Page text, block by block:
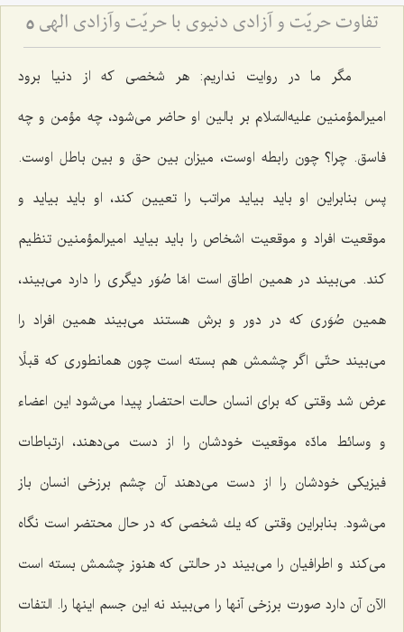
تفاوت حریّت و آزادى دنیوى با حریّت وآزادى الهى‏ 5
مگر ما در روایت نداریم: هر شخصی كه از دنیا برود
امیرالمؤمنین علیه‌السّلام بر بالین او حاضر می‌شود، چه مؤمن و چه
فاسق. چرا؟ چون رابطه اوست، میزان بین حق و بین باطل اوست.
پس بنابراین او باید بیاید مراتب را تعیین كند، او باید بیاید و
موقعیت افراد و موقعیت اشخاص را باید بیاید امیرالمؤمنین تنظیم
كند. می‌بیند در همین اطاق است امّا صُوَر دیگری را دارد می‌بیند،
همین صُوَری كه در دور و برش هستند می‌بیند همین افراد را
می‌بیند حتّی اگر چشمش هم بسته است چون همانطوری كه قبلًا
عرض شد وقتی كه برای انسان حالت احتضار پیدا می‌شود این اعضاء
و وسائط مادّه موقعیت خودشان را از دست می‌دهند، ارتباطات
فیزیكی خودشان را از دست می‌دهند آن چشم برزخی انسان باز
می‌شود. بنابراین وقتی كه یك شخصی كه در حال محتضر است نگاه
می‌كند و اطرافیان را می‌بیند در حالتی كه هنوز چشمش بسته است
الآن آن دارد صورت برزخی آنها را می‌بیند نه این جسم اینها را. التفات